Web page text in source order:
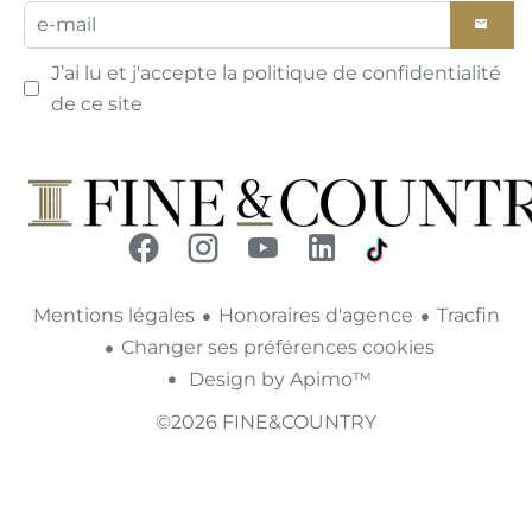
J’ai lu et j'accepte la politique de confidentialité
de ce site
Mentions légales Honoraires d'agence
Tracfin
Changer ses préférences cookies
Design by Apimo™
©2026 FINE&COUNTRY